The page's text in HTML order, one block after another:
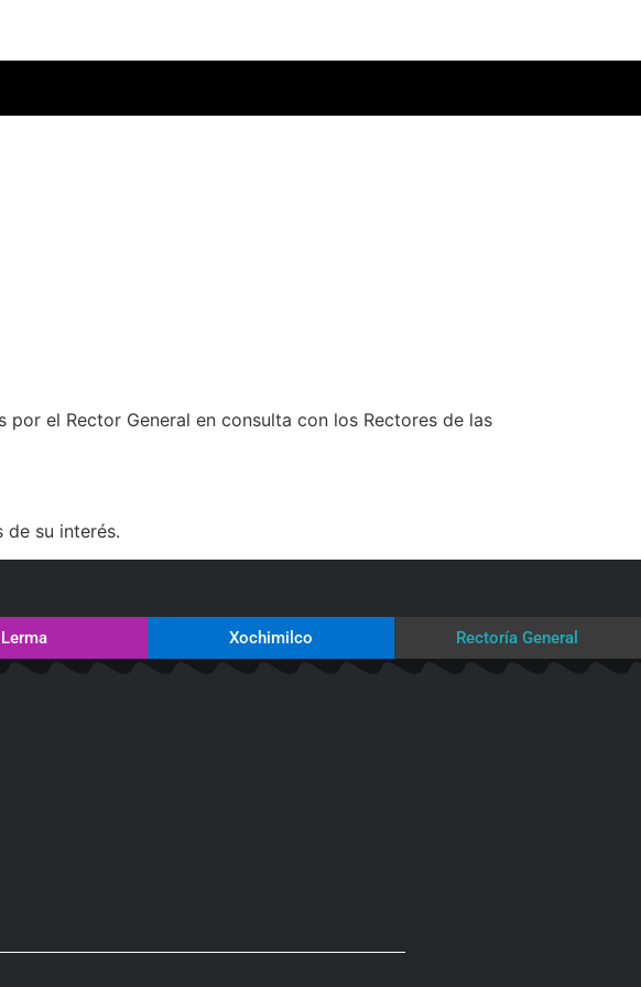
el Rector General en consulta con los Rectores de las
su interés.
Lerma Xochimilco Rectoría General